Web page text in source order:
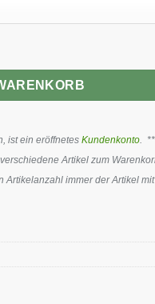
ist ein eröffnetesKundenkonto .
Artikel zum
immer der Artikel